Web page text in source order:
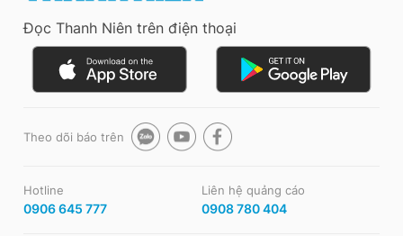
Đọc Thanh Niên trên điện thoại
Theo dõi báo trên
Hotline
0906 645 777
Liên hệ quảng cáo
0908 780 404